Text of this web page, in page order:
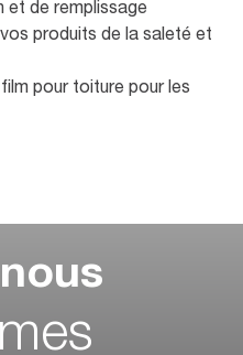
et de remplissage
produits de la saleté et
film pour toiture pour les